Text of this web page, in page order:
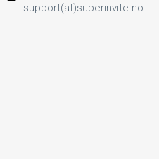
support(at)superinvite.no